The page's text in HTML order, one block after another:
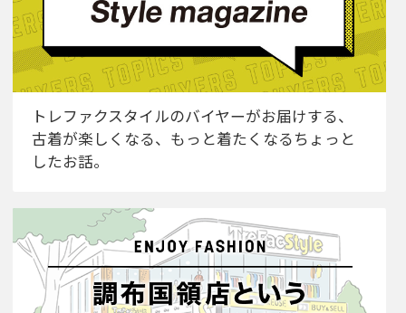
トレファクスタイルのバイヤーがお届けする、
古着が楽しくなる、もっと着たくなるちょっと
したお話。